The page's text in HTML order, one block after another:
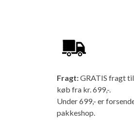
Fragt:GRATIS fragt
køb fra kr. 699,-.
Under 699,- er
pakkeshop.